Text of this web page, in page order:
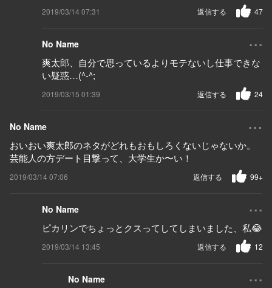
2019/03/14 07:31 47
返信する
No Name ...
爽太郎、自分で思っているよりモテないし仕事できな
い疑惑…(^-^;
2019/03/15 01:39 24
返信する
No Name ...
おいおい爽太郎のネタがどれもおもしろくないじゃないか。
芸能人の方デート目撃って、大学生か〜い！
2019/03/14 07:06 99+
返信する
No Name ...
ピカリンでちょっとクスってしてしまいました、私😂
2019/03/14 13:45 12
返信する
No Name ...